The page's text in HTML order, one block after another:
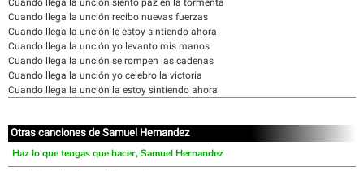
Cuando llega la unción siento paz en la tormenta
Cuando llega la unción recibo nuevas fuerzas
Cuando llega la unción le estoy sintiendo ahora
Cuando llega la unción yo levanto mis manos
Cuando llega la unción se rompen las cadenas
Cuando llega la unción yo celebro la victoria
Cuando llega la unción la estoy sintiendo ahora
Otras canciones de Samuel Hernandez
Haz lo que tengas que hacer, Samuel Hernandez